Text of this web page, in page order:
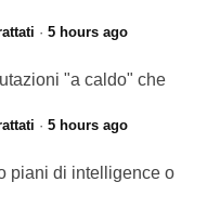
· 5 hours ago
"a caldo" che
· 5 hours ago
piani di intelligence o